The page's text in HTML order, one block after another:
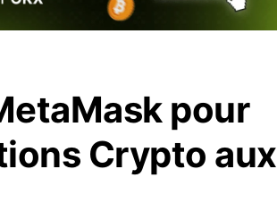
pour
Crypto aux